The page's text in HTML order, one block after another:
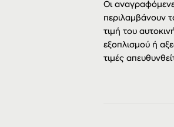
Οι
περιλαμβάνουν
τιμή του
εξοπλισμού ή
τιμές